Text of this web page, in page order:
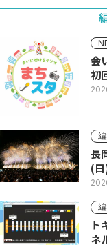
会
初
長
(
ト
ネ